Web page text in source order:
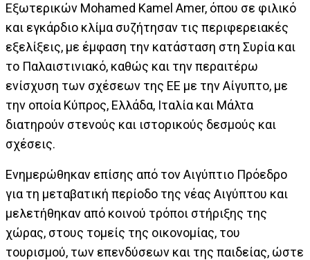
Εξωτερικών Mohamed Kamel Amer, όπου σε φιλικό
και εγκάρδιο κλίμα συζήτησαν τις περιφερειακές
εξελίξεις, με έμφαση την κατάσταση στη Συρία και
το Παλαιστινιακό, καθώς και την περαιτέρω
ενίσχυση των σχέσεων της ΕΕ με την Αίγυπτο, με
την οποία Κύπρος, Ελλάδα, Ιταλία και Μάλτα
διατηρούν στενούς και ιστορικούς δεσμούς και
σχέσεις.
Ενημερώθηκαν επίσης από τον Αιγύπτιο Πρόεδρο
για τη μεταβατική περίοδο της νέας Αιγύπτου και
μελετήθηκαν από κοινού τρόποι στήριξης της
χώρας, στους τομείς της οικονομίας, του
τουρισμού, των επενδύσεων και της παιδείας, ώστε